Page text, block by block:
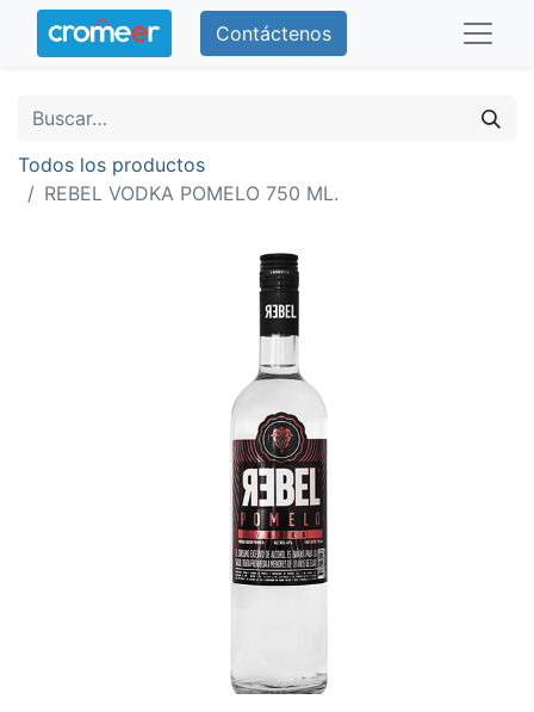
Contáctenos
Todos los productos
REBEL VODKA POMELO 750 ML.